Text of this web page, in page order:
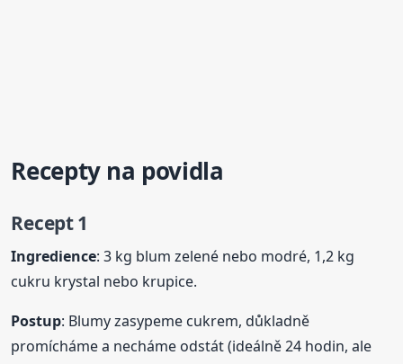
Recepty na povidla
Recept 1
Ingredience: 3 kg blum zelené nebo modré, 1,2 kg
cukru krystal nebo krupice.
Postup: Blumy zasypeme cukrem, důkladně
promícháme a necháme odstát (ideálně 24 hodin, ale